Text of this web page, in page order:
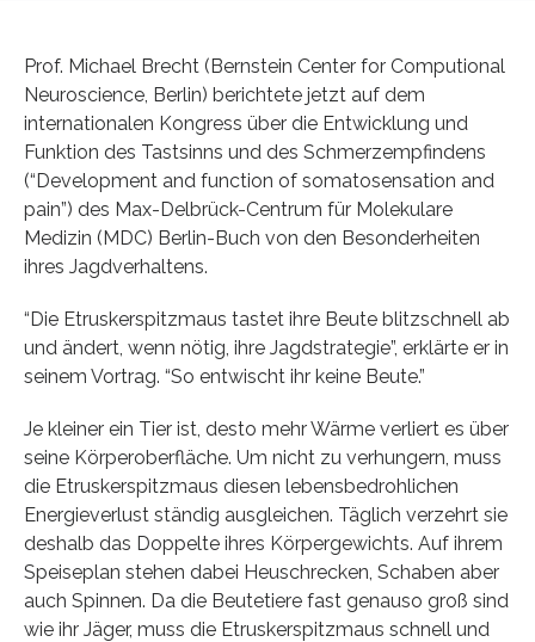
Prof. Michael Brecht (Bernstein Center for Computional
Neuroscience, Berlin) berichtete jetzt auf dem
internationalen Kongress über die Entwicklung und
Funktion des Tastsinns und des Schmerzempfindens
(“Development and function of somatosensation and
pain”) des Max-Delbrück-Centrum für Molekulare
Medizin (MDC) Berlin-Buch von den Besonderheiten
ihres Jagdverhaltens.
“Die Etruskerspitzmaus tastet ihre Beute blitzschnell ab
und ändert, wenn nötig, ihre Jagdstrategie”, erklärte er in
seinem Vortrag. “So entwischt ihr keine Beute.”
Je kleiner ein Tier ist, desto mehr Wärme verliert es über
seine Körperoberfläche. Um nicht zu verhungern, muss
die Etruskerspitzmaus diesen lebensbedrohlichen
Energieverlust ständig ausgleichen. Täglich verzehrt sie
deshalb das Doppelte ihres Körpergewichts. Auf ihrem
Speiseplan stehen dabei Heuschrecken, Schaben aber
auch Spinnen. Da die Beutetiere fast genauso groß sind
wie ihr Jäger, muss die Etruskerspitzmaus schnell und